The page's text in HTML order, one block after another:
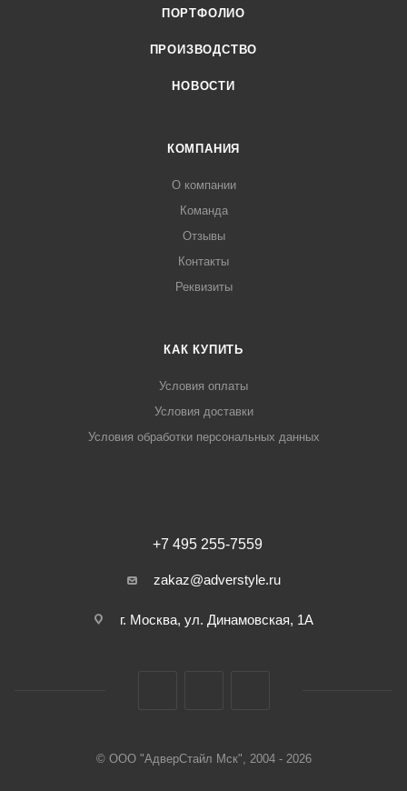
ПОРТФОЛИО
ПРОИЗВОДСТВО
НОВОСТИ
КОМПАНИЯ
О компании
Команда
Отзывы
Контакты
Реквизиты
КАК КУПИТЬ
Условия оплаты
Условия доставки
Условия обработки персональных данных
+7 495 255-7559
zakaz@adverstyle.ru
г. Москва, ул. Динамовская, 1А
© ООО "АдверСтайл Мск", 2004 - 2026